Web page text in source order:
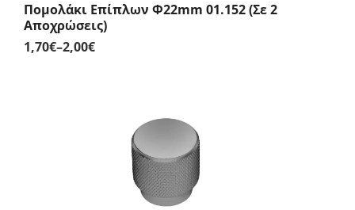
Πομολάκι Επίπλων Φ22mm 01.152 (Σε 2
Αποχρώσεις)
1,70€–2,00€Price